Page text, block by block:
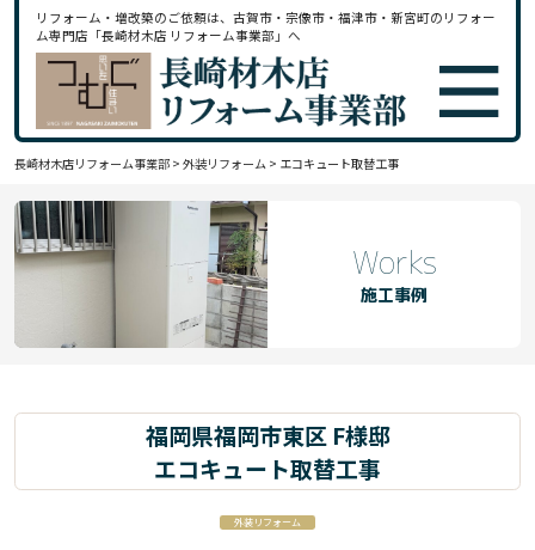
リフォーム・増改築のご依頼は、古賀市・宗像市・福津市・新宮町のリフォー
ム専門店「長崎材木店 リフォーム事業部」へ
長崎材木店リフォーム事業部 > 外装リフォーム > エコキュート取替工事
Works
施工事例
福岡県福岡市東区 F様邸
エコキュート取替工事
外装リフォーム